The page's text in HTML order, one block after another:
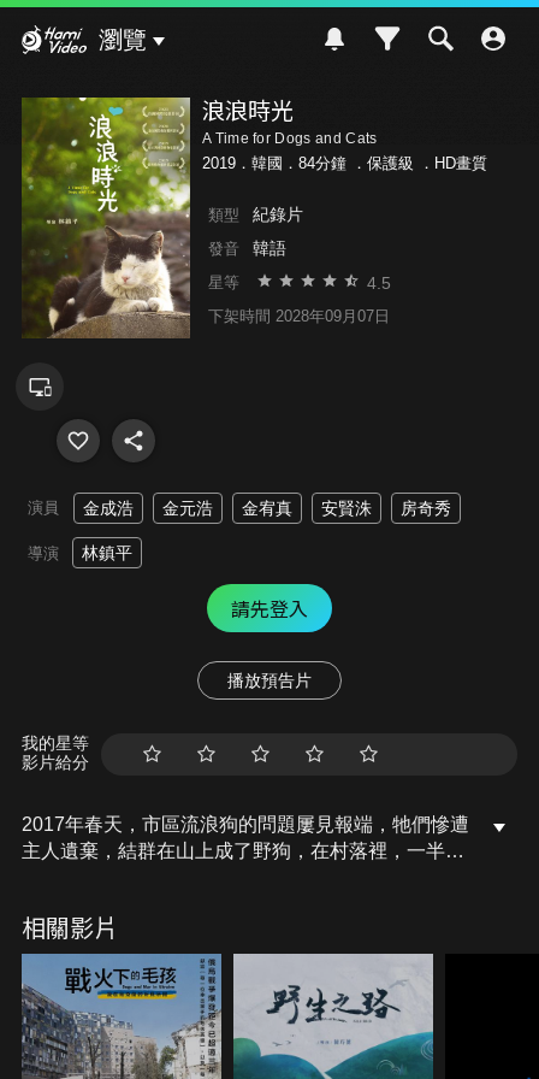
瀏覽
浪浪時光
A Time for Dogs and Cats
2019．韓國．84分鐘 ． 保護級 ．HD畫質
類型 紀錄片
發音 韓語
星等 4.5
下架時間 2028年09月07日
演員 金成浩 金元浩 金宥真 安賢洙 房奇秀
導演 林鎮平
請先登入
播放預告片
我的星等
影片給分
2017年春天，市區流浪狗的問題屢見報端，牠們慘遭
主人遺棄，結群在山上成了野狗，在村落裡，一半的
性，鏡頭記錄了一年來的探訪過程，最後舉辦了一場
感人至深的音樂會，為旅途中的疲憊生命帶來了慰
藉。
相關影片